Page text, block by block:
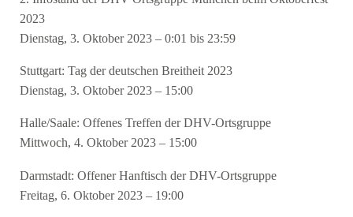
2023
Dienstag, 3. Oktober 2023 – 0:01 bis 23:59
Stuttgart: Tag der deutschen Breitheit 2023
Dienstag, 3. Oktober 2023 – 15:00
Halle/Saale: Offenes Treffen der DHV-Ortsgruppe
Mittwoch, 4. Oktober 2023 – 15:00
Darmstadt: Offener Hanftisch der DHV-Ortsgruppe
Freitag, 6. Oktober 2023 – 19:00